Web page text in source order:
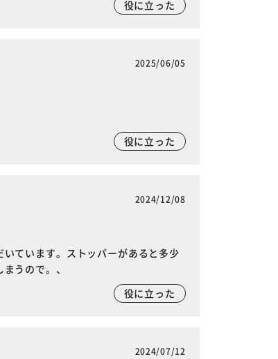
役に立った
2025/06/05
役に立った
2024/12/08
ています。ストッパーがあると多少
うので。、
役に立った
2024/07/12